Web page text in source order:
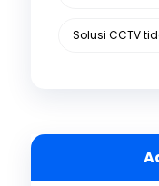
Solusi CCTV